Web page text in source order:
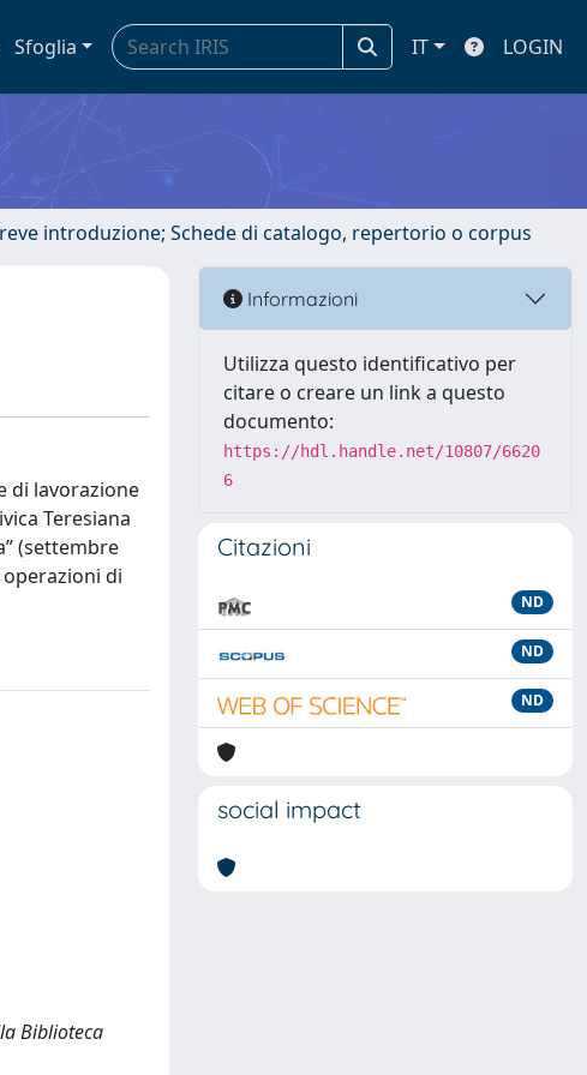
Sfoglia IT LOGIN
introduzione; Schede di catalogo, repertorio o corpus
di lavorazione
Teresiana
(settembre
di
Biblioteca
Informazioni
Utilizza questo identificativo per
citare o creare un link a questo
documento:
https://hdl.handle.net/10807/6620
6
Citazioni
ND
ND
ND
social impact